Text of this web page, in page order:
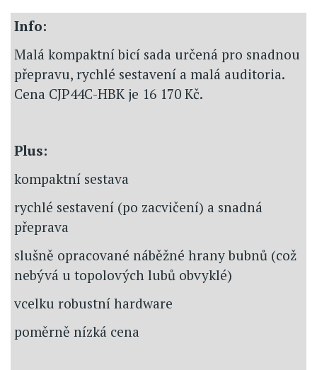
Info:
Malá kompaktní bicí sada určená pro snadnou
přepravu, rychlé sestavení a malá auditoria.
Cena CJP44C-HBK je 16 170 Kč.
Plus:
kompaktní sestava
rychlé sestavení (po zacvičení) a snadná
přeprava
slušně opracované náběžné hrany bubnů (což
nebývá u topolových lubů obvyklé)
vcelku robustní hardware
poměrně nízká cena